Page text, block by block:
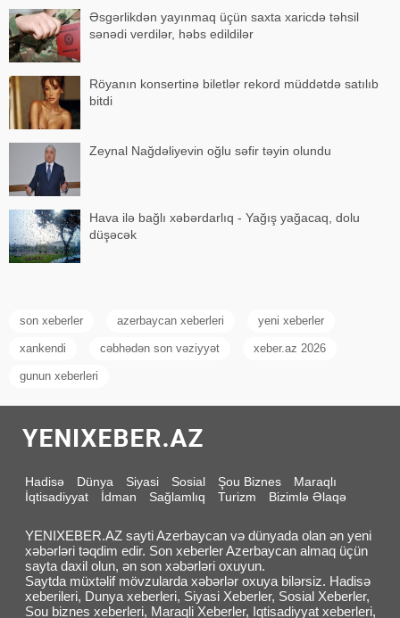
Əsgərlikdən yayınmaq üçün saxta xaricdə təhsil
sənədi verdilər, həbs edildilər
Röyanın konsertinə biletlər rekord müddətdə satılıb
bitdi
Zeynal Nağdəliyevin oğlu səfir təyin olundu
Hava ilə bağlı xəbərdarlıq - Yağış yağacaq, dolu
düşəcək
son xeberler azerbaycan xeberleri yeni xeberler
xankendi cəbhədən son vəziyyət xeber.az 2026
gunun xeberleri
Hadisə Dünya Siyasi Sosial Şou Biznes
Maraqlı
İqtisadiyyat
İdman Sağlamlıq Turizm Bizimlə Əlaqə
YENIXEBER.AZ sayti Azerbaycan və dünyada olan ən yeni
xəbərləri təqdim edir. Son xeberler Azerbaycan almaq üçün
sayta daxil olun, ən son xəbərləri oxuyun.
Saytda müxtəlif mövzularda xəbərlər oxuya bilərsiz. Hadisə
xeberileri, Dunya xeberleri, Siyasi Xeberler, Sosial Xeberler,
Sou biznes xeberleri, Maraqli Xeberler, Iqtisadiyyat xeberleri,